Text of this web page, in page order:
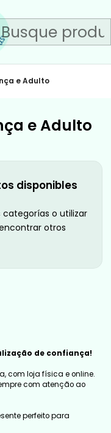
e Adulto
e Adulto
disponibles
categorías o utilizar
otros
de confiança!
com loja física e online.
com atenção ao
perfeito para